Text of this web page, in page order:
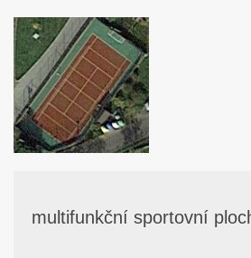
multifunkční sportovní